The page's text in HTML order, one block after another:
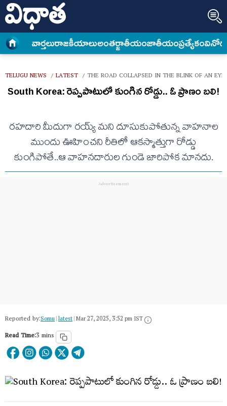
వార్త‌లురాజకీయాలుఅంత‌ర్జాతీయంజాతీయంప్రత్యేకం
TELUGU NEWS / LATEST / THE ROAD COLLAPSED IN THE BLINK OF AN
South Korea: రెప్పపాటులో కుంగిన రోడ్డు.. ఓ ప్రాణం బలి!
రహదారి మీదుగా రయ్య్ మని దూసుకుపోతున్న వాహనాల
ముందు ఊహించని రీతిలో ఆకస్మాత్తుగా రోడ్డు
కుంగిపోతే..ఆ వాహనదారుల గుండె జారిపోక మానదు.
Reported by:Somu|latest|Mar 27, 2025, 3:52 pm IST
Read Time:3 mins